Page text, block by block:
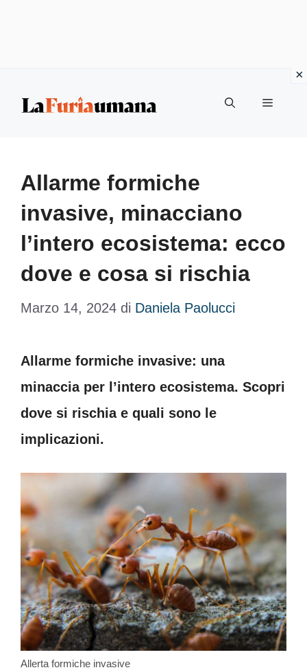
Menu
Allarme formiche
invasive, minacciano
l’intero ecosistema: ecco
dove e cosa si rischia
Marzo 14, 2024 di Daniela Paolucci
Allarme formiche invasive: una
minaccia per l’intero ecosistema. Scopri
dove si rischia e quali sono le
implicazioni.
Allerta formiche invasive